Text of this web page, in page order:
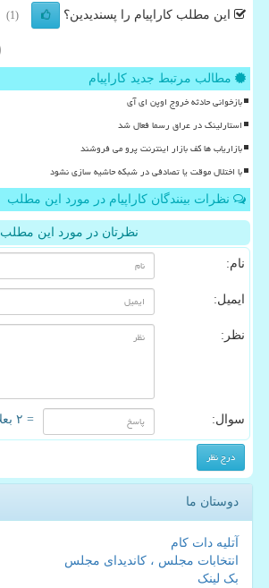
این مطلب کاراپیام را پسندیدین؟ (1)
مطالب مرتبط جدید کاراپیام
بازخوانی حادثه خروج اوپن ای آی
استارلینک در عراق رسما فعال شد
بازاریاب ها کف بازار اینترنت پرو می فروشند
با اختلال موقت یا تصادفی در شبکه حاشیه سازی نشود
نظرات بینندگان کاراپیام در مورد این مطلب
نظرتان در مورد این مطلب
نام:
ایمیل:
نظر:
سوال: = ۲ بعلاوه ۳
دوستان ما
آتلیه دات کام
انتخابات مجلس ، کاندیدای مجلس
بک لینک